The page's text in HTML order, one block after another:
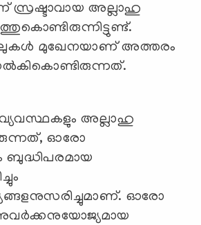
സ്രഷ്ടാവായ അല്ലാഹു
മുഖേനയാണ് അത്തരം
അല്ലാഹു
ഓരോ
ബുദ്ധിപരമായ
ഓരോ